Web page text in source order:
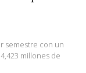
semestre con un
millones de